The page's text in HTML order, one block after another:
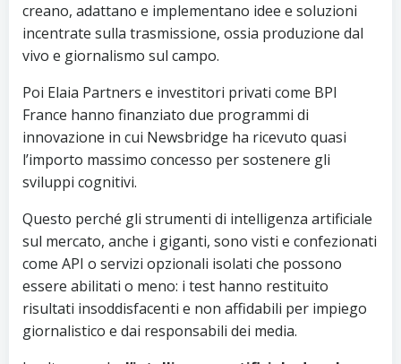
creano, adattano e implementano idee e soluzioni
incentrate sulla trasmissione, ossia produzione dal
vivo e giornalismo sul campo.
Poi Elaia Partners e investitori privati come BPI
France hanno finanziato due programmi di
innovazione in cui Newsbridge ha ricevuto quasi
l’importo massimo concesso per sostenere gli
sviluppi cognitivi.
Questo perché gli strumenti di intelligenza artificiale
sul mercato, anche i giganti, sono visti e confezionati
come API o servizi opzionali isolati che possono
essere abilitati o meno: i test hanno restituito
risultati insoddisfacenti e non affidabili per impiego
giornalistico e dai responsabili dei media.